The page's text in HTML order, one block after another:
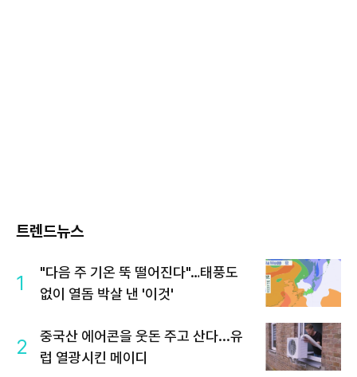
트렌드뉴스
1
"다음 주 기온 뚝 떨어진다"…태풍도
없이 열돔 박살 낸 '이것'
2
중국산 에어콘을 웃돈 주고 산다...유
럽 열광시킨 메이디